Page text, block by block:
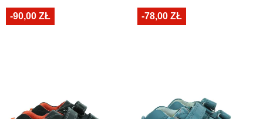
-90,00 ZŁ -78,00 ZŁ